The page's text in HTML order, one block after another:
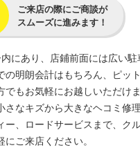
ご来店の際にご商談が
スムーズに進みます！
にあり、店鋪前面には広い
明朗会計はもちろん、ピッ
もお気軽にお越しいただけ
なキズから大きなヘコミ修
、ロードサービスまで、ク
ご来店ください。